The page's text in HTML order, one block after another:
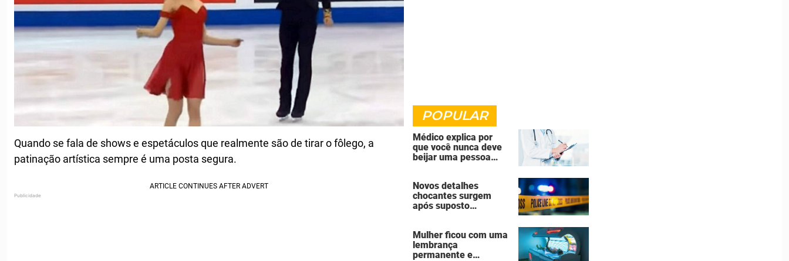
Quando se fala de shows e espetáculos que realmente são de tirar o fôlego, a
patinação artística sempre é uma posta segura.
POPULAR
Médico explica por
que você nunca deve
beijar uma pessoa
Novos detalhes
chocantes surgem
após suposto
por homem que matou
a família de 7 pessoas
Mulher ficou com uma
lembrança
permanente e